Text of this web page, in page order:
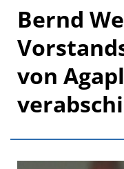
Bernd
von